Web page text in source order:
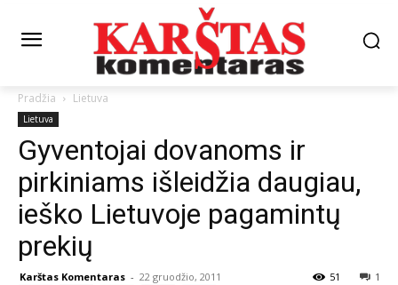
Pradžia Lietuva
Lietuva
Gyventojai dovanoms ir
pirkiniams išleidžia daugiau,
ieško Lietuvoje pagamintų
prekių
Karštas Komentaras - 22 gruodžio, 2011 1
51